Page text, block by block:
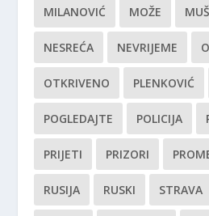
MILANOVIĆ MOŽE
NESREĆA NEVRIJEME
OTKRIVENO PLENKOVIĆ
POGLEDAJTE POLICIJA
PRIJETI PRIZORI
RUSIJA RUSKI STRAVA